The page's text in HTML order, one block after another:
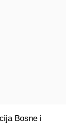
Bosne i